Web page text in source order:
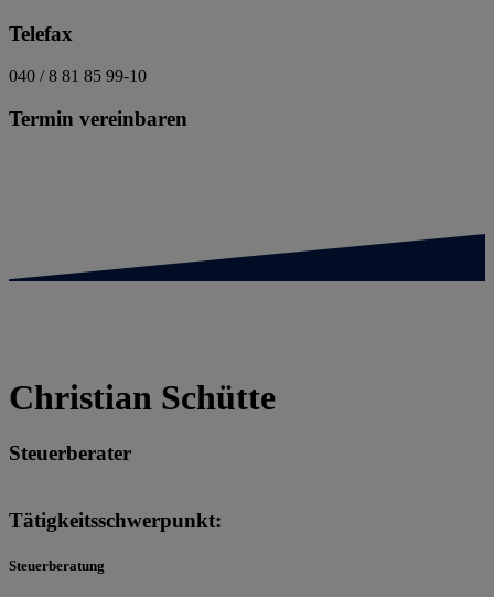
Telefax
040 / 8 81 85 99-10
Termin vereinbaren
Christian Schütte
Steuerberater
Tätigkeitsschwerpunkt:
Steuerberatung